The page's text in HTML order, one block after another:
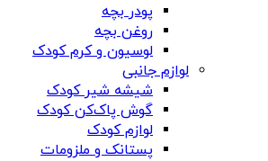
پودر بچه
روغن بچه
لوسیون و کرم کودک
لوازم جانبی
شیشه شیر کودک
گوش پاک‌کن کودک
لوازم کودک
پستانک و ملزومات